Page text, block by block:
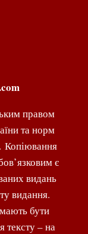
правом
та норм
Копіювання
є
видань
видання.
бути
тексту – на